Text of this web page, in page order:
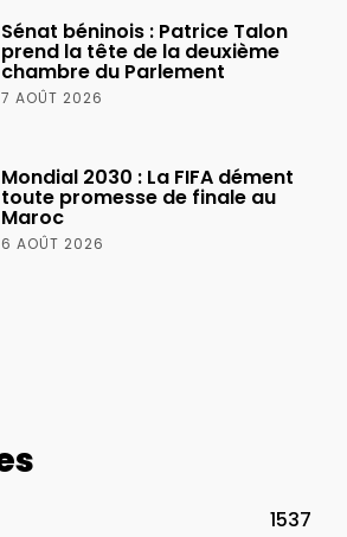
Sénat béninois : Patrice Talon
prend la tête de la deuxième
chambre du Parlement
7 AOÛT 2026
Mondial 2030 : La FIFA dément
toute promesse de finale au
Maroc
6 AOÛT 2026
1537